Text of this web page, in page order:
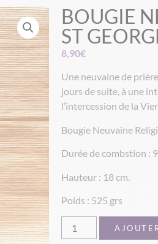
BOUGIE
ST
8,90€
Une neuvaine de
jours de suite, à une
l’intercession de la
Bougie Neuvaine
Durée de combstion :
Hauteur : 18 cm.
Poids : 525 grs